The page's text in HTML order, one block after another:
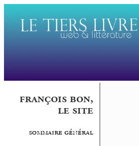
françois bon,
le site
sommaire général